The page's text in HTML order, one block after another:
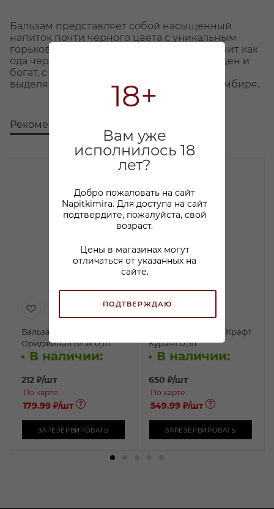
18+
Вам уже
исполнилось 18
лет?
Добро пожаловать на сайт
Napitkimira. Для доступа на сайт
подтвердите, пожалуйста, свой
возраст.
Цены в магазинах могут
отличаться от указанных на
сайте.
ПОДТВЕРЖДАЮ
Бальзам представляет собой насыщенный
напиток почти черного цвета с уникальным
горьковато-сладким вкусом, который звучит как
ода черной смородине. Его аромат насыщен и
богат, с букетом трав и пряностей, где
выделяются ноты черной смородины и имбиря.
Рекомендуем
Бальзам Рускеала
Ориджинал Блэк 0,1л
В наличии:
212 ₽/шт
По карте:
179.99 ₽/шт
ЗАРЕЗЕРВИРОВАТЬ
Бальзам Рускеала Крафт
Курант 0,5л
В наличии:
650 ₽/шт
По карте:
549.99 ₽/шт
ЗАРЕЗЕРВИРОВАТЬ